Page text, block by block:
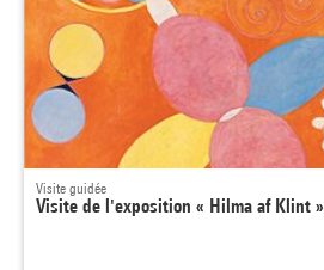
Visite guidée
Visite de l'exposition « Hilma af Klint »